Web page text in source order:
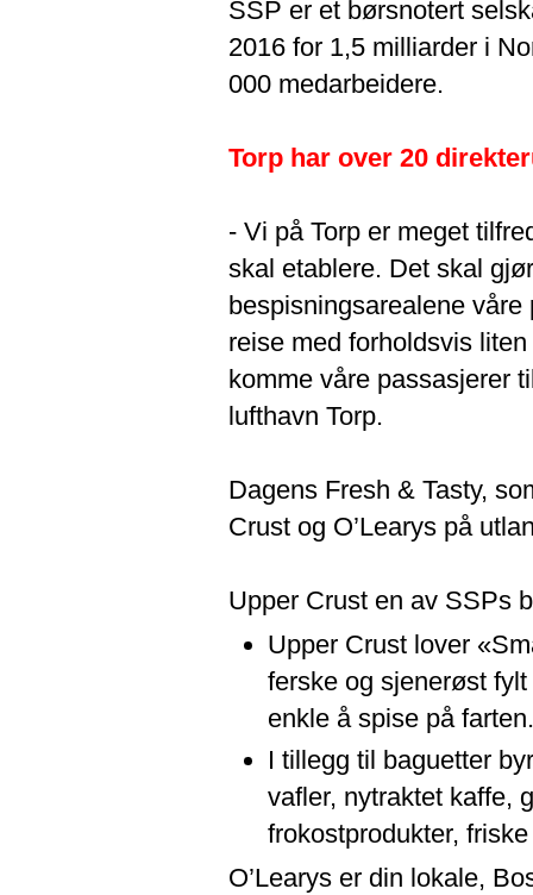
SSP er et børsnotert
2016 for 1,5 milliarder i
000 medarbeidere.
Torp har over 20
- Vi på Torp er meget
skal etablere. Det skal
bespisningsarealene
reise med forholdsvis
komme våre passasjerer
lufthavn Torp.
Dagens Fresh & Tasty,
Crust og O’Learys på
Upper Crust en av SSPs
Upper Crust lover
ferske og sjenerøst
enkle å spise på farten.
I tillegg til baguetter
vafler, nytraktet kaffe,
frokostprodukter,
O’Learys er din lokale,